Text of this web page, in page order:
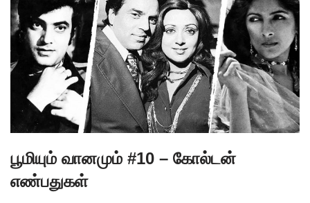
பூமியும் வானமும் #10 – கோல்டன்
எண்பதுகள்